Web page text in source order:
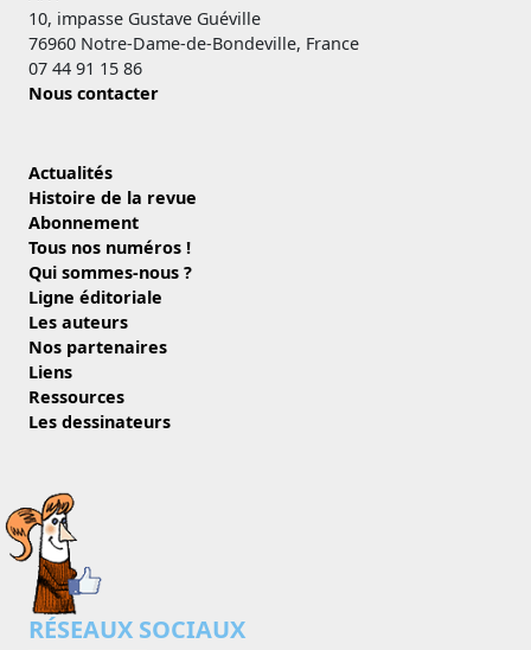
10, impasse Gustave Guéville
76960 Notre-Dame-de-Bondeville, France
07 44 91 15 86
Nous contacter
Actualités
Histoire de la revue
Abonnement
Tous nos numéros !
Qui sommes-nous ?
Ligne éditoriale
Les auteurs
Nos partenaires
Liens
Ressources
Les dessinateurs
RÉSEAUX SOCIAUX